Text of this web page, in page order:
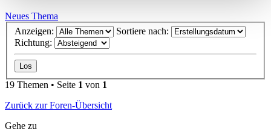
Neues Thema
Anzeigen:
Sortiere nach:
Richtung:
19 Themen • Seite 1 von 1
Zurück zur Foren-Übersicht
Gehe zu